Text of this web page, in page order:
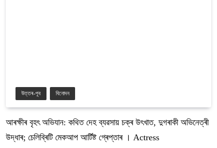
উত্তৰ-পূব বিনোদন
আৰক্ষীৰ বৃহৎ অভিযান: কথিত দেহ ব্যৱসায় চক্ৰ উৎখাত, দুগৰাকী অভিনেত্ৰী
উদ্ধাৰ; চেলিব্ৰিটি মেকআপ আৰ্টিষ্ট গ্ৰেপ্তাৰ । Actress